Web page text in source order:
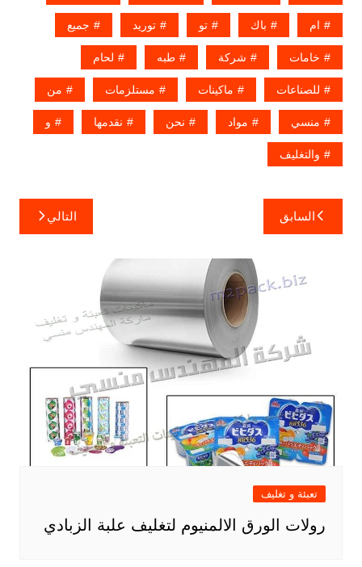
ام باك تو توريد جميع
خامات شركة طبه لحام
للصناعات ماكينات مستلزمات من
منسي مواد نحن نقدمها و
والتغليف
تصفّح
المقالات
السابق التالي
تعبئة و تغليف
رولات الورق الالمنيوم لتغليف علبة الزبادي